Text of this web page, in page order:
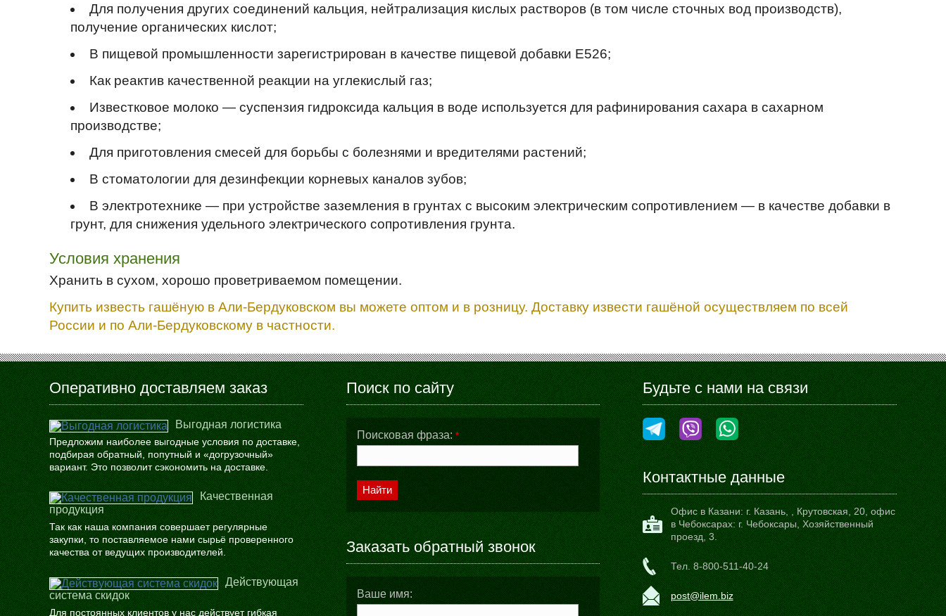
Для получения других соединений кальция, нейтрализация кислых растворов (в том числе сточных вод производств),
получение органических кислот;
В пищевой промышленности зарегистрирован в качестве пищевой добавки E526;
Как реактив качественной реакции на углекислый газ;
Известковое молоко — суспензия гидроксида кальция в воде используется для рафинирования сахара в сахарном
производстве;
Для приготовления смесей для борьбы с болезнями и вредителями растений;
В стоматологии для дезинфекции корневых каналов зубов;
В электротехнике — при устройстве заземления в грунтах с высоким электрическим сопротивлением — в качестве добавки в
грунт, для снижения удельного электрического сопротивления грунта.
Условия хранения
Хранить в сухом, хорошо проветриваемом помещении.
Купить известь гашёную в Али-Бердуковском вы можете оптом и в розницу. Доставку извести гашёной осуществляем по всей
России и по Али-Бердуковскому в частности.
Оперативно доставляем заказ
Выгодная логистика
Предложим наиболее выгодные условия по доставке,
подбирая обратный, попутный и «догрузочный»
вариант. Это позволит сэкономить на доставке.
Качественная
продукция
Так как наша компания совершает регулярные
закупки, то поставляемое нами сырьё проверенного
качества от ведущих производителей.
Действующая
система скидок
Для постоянных клиентов у нас действует гибкая
Поиск по сайту
Поисковая фраза: *
Найти
Заказать обратный звонок
Ваше имя:
Будьте с нами на связи
Контактные данные
Офис в Казани: г. Казань,,Крутовская, 20, офис
в Чебоксарах: г. Чебоксары, Хозяйственный
проезд, 3.
Тел.8-800-511-40-24
post@ilem.biz